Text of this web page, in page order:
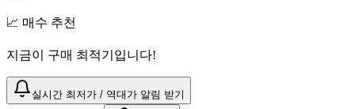
📈 매수 추천
지금이 구매 최적기입니다!
실시간 최저가 / 역대가 알림 받기